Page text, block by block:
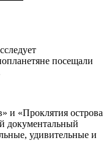
посещали
от ранних
наблюдений в
канала HISTORY
спекуляциям,
и «Проклятия острова
документальный
удивительные и